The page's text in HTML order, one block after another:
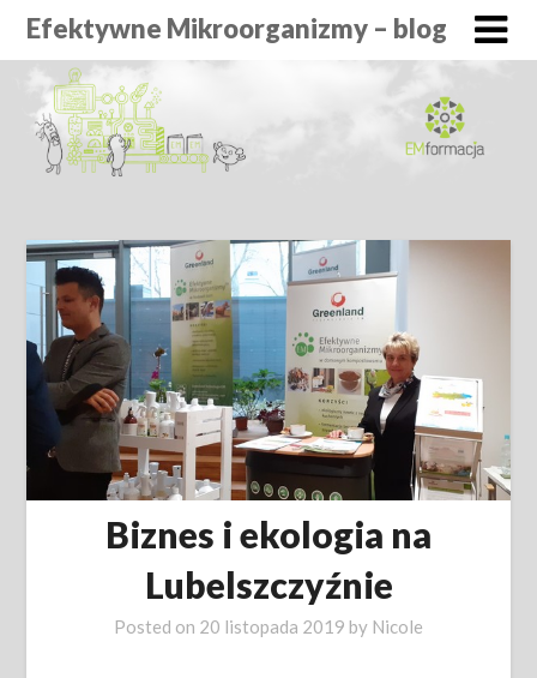
Efektywne Mikroorganizmy – blog
Biznes i ekologia na
Lubelszczyźnie
Posted on 20 listopada 2019 by Nicole